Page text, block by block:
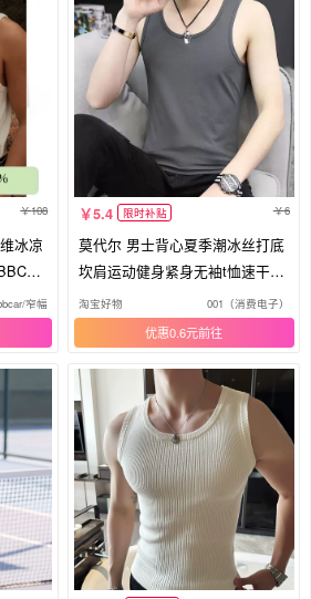
108
冰凉
窄幅
5.4 限时补贴 6
莫代尔 男士背心夏季潮冰丝打底
坎肩运动健身紧身无袖t恤速干训
练
淘宝好物 001（消费电子）
优惠0.6元